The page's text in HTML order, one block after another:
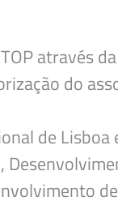
através
do
de Lisboa